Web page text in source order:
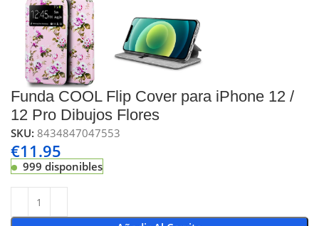
Funda COOL Flip Cover para iPhone 12 /
12 Pro Dibujos Flores
SKU:8434847047553
€11.95
999 disponibles